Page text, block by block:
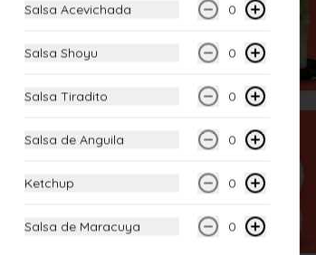
(12 piezas)
California
23.00
Salsa Acevichada 0
Salsa Shoyu 0
Salsa Tiradito 0
Salsa de Anguila 0
Ketchup 0
Salsa de Maracuya 0